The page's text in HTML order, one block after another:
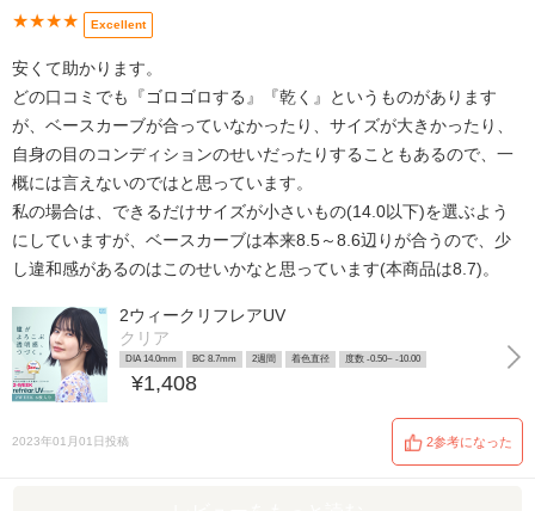
★★★★ Excellent
安くて助かります。
どの口コミでも『ゴロゴロする』『乾く』というものがあります
が、ベースカーブが合っていなかったり、サイズが大きかったり、
自身の目のコンディションのせいだったりすることもあるので、一
概には言えないのではと思っています。
私の場合は、できるだけサイズが小さいもの(14.0以下)を選ぶよう
にしていますが、ベースカーブは本来8.5～8.6辺りが合うので、少
し違和感があるのはこのせいかなと思っています(本商品は8.7)。
2ウィークリフレアUV
クリア
DIA 14.0mm BC 8.7mm 2週間 着色直径 度数 -0.50~ -10.00
¥1,408
2023年01月01日投稿 2参考になった